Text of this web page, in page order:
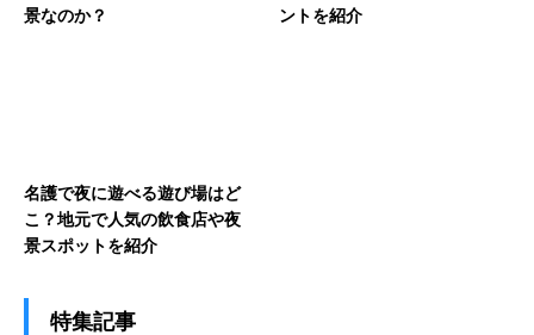
景なのか？
ントを紹介
名護で夜に遊べる遊び場はど
こ？地元で人気の飲食店や夜
景スポットを紹介
特集記事